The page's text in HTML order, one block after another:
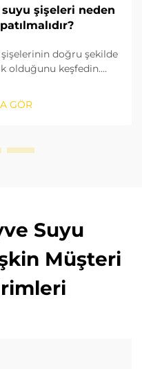
şişeleri neden
doğru şekilde
olduğunu keşfedin.
sağlayın.
edinin.
GÖR
Suyu
Müşteri